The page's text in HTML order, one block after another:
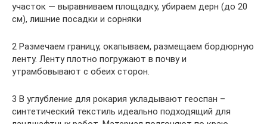
участок — выравниваем площадку, убираем дерн (до 20
см), лишние посадки и сорняки
2 Размечаем границу, окапываем, размещаем бордюрную
ленту. Ленту плотно погружают в почву и
утрамбовывают с обеих сторон.
3 В углубление для рокария укладывают геоспан –
синтетический текстиль идеально подходящий для